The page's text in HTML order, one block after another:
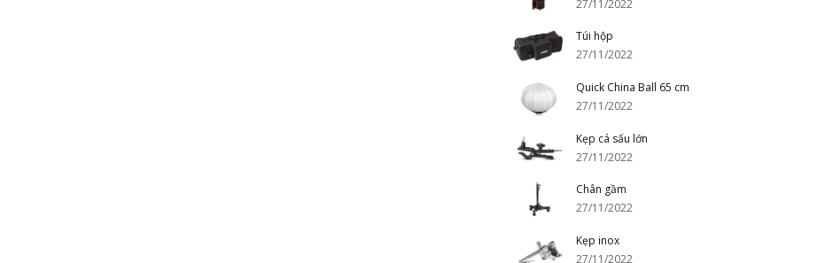
27/11/2022
Túi hộp
27/11/2022
Quick China Ball 65 cm
27/11/2022
Kẹp cá sấu lớn
27/11/2022
Chân gầm
27/11/2022
Kẹp inox
27/11/2022